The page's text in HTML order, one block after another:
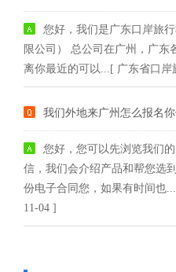
您好，我们是广东口岸旅
限公司） 总公司在广州，广东
离你最近的可以...[ 广东省口岸
我们外地来广州怎么报名
您好，您可以先浏览我们
信，我们会介绍产品和帮您选
份电子合同您，如果有时间也
11-04 ]